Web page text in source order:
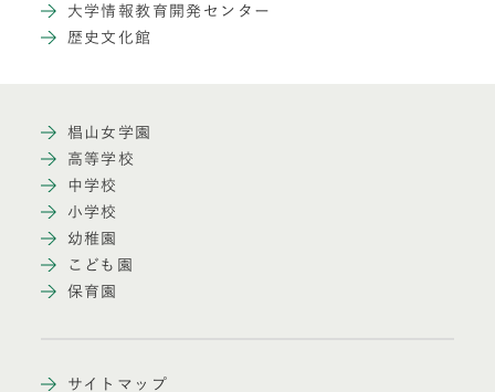
大学情報教育開発センター
歴史文化館
椙山女学園
高等学校
中学校
小学校
幼稚園
こども園
保育園
サイトマップ